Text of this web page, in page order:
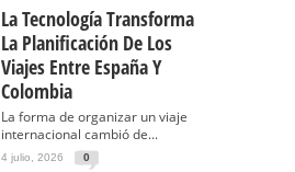
La Tecnología Transforma
La Planificación De Los
Viajes Entre España Y
Colombia
La forma de organizar un viaje
internacional cambió de...
4 julio, 2026 0